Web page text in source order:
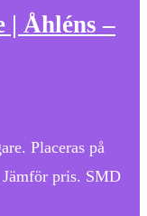
Åhléns –
Placeras på
pris. SMD